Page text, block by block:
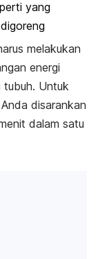
yang
melakukan
energi
tubuh. Untuk
disarankan
dalam satu